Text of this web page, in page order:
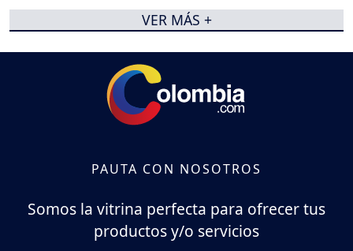
VER MÁS +
PAUTA CON NOSOTROS
Somos la vitrina perfecta para ofrecer tus
productos y/o servicios